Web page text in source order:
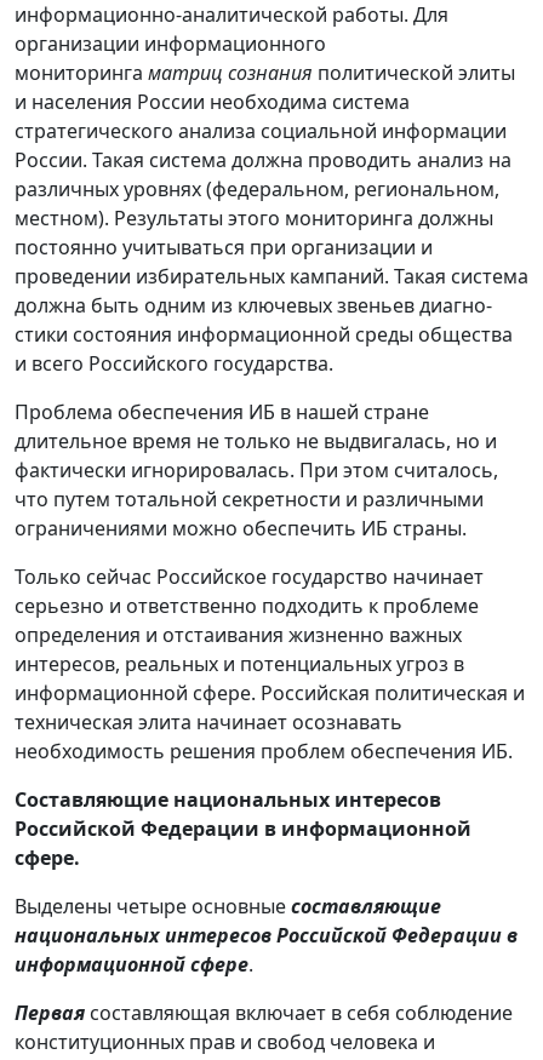
информационно-аналитической работы. Для
организации информа­ционного
мониторинга матриц сознания политической элиты
и населения России необходима система
стратегического анализа социальной информации
России. Такая система должна прово­дить анализ на
различных уровнях (федеральном, региональном,
местном). Результаты этого мониторинга должны
постоянно учитываться при организации и
проведении избирательных кампаний. Такая система
должна быть одним из ключевых звеньев диагно­
стики состояния информационной среды общества
и всего Рос­сийского государства.
Проблема обеспечения ИБ в нашей стране
длительное время не только не выдвигалась, но и
фактически игнорировалась. При этом считалось,
что путем тотальной сек­ретности и различными
ограничениями можно обеспечить ИБ страны.
Только сейчас Российское государство начинает
серьезно и ответственно подходить к проблеме
определения и отстаивания жизненно важных
интересов, реальных и потенциальных угроз в
информационной сфере. Российская политическая и
техническая элита начинает осознавать
необходимость решения проблем обес­печения ИБ.
Составляющие национальных интересов
Российской Федерации в информационной
сфере.
Выделены четыре основныесоставляющие
национальных интересов Российской Федерации в
информационной сфере.
Первая составляющая включает в себя соблюдение
конституционных прав и свобод человека и